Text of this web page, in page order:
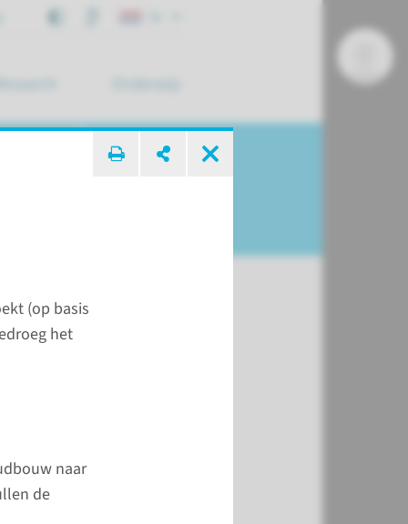
(op basis
het
naar
de